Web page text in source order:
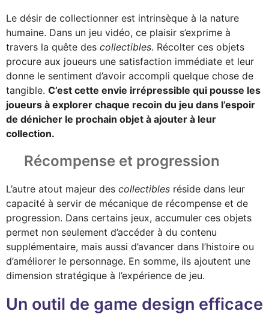
Le désir de collectionner est intrinsèque à la nature
humaine. Dans un jeu vidéo, ce plaisir s’exprime à
travers la quête des collectibles. Récolter ces objets
procure aux joueurs une satisfaction immédiate et leur
donne le sentiment d’avoir accompli quelque chose de
tangible. C’est cette envie irrépressible qui pousse les
joueurs à explorer chaque recoin du jeu dans l’espoir
de dénicher le prochain objet à ajouter à leur
collection.
Récompense et progression
L’autre atout majeur des collectibles réside dans leur
capacité à servir de mécanique de récompense et de
progression. Dans certains jeux, accumuler ces objets
permet non seulement d’accéder à du contenu
supplémentaire, mais aussi d’avancer dans l’histoire ou
d’améliorer le personnage. En somme, ils ajoutent une
dimension stratégique à l’expérience de jeu.
Un outil de game design efficace